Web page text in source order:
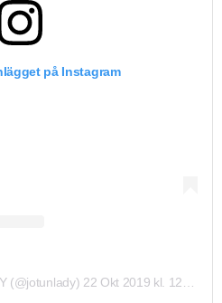
på Instagram
(@jotunlady) 22 Okt 2019 kl. 12:01 PDT